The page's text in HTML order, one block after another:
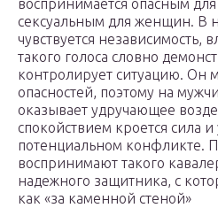
воспринимается опасным
сексуальным для женщин. В
чувствуется независимость,
такого голоса словно
контролирует ситуацию. Он
опасностей, поэтому на
оказывает удручающее
спокойствием кроется сила
потенциальном конфликте.
воспринимают такого
надежного защитника, с
как «за каменной стеной»